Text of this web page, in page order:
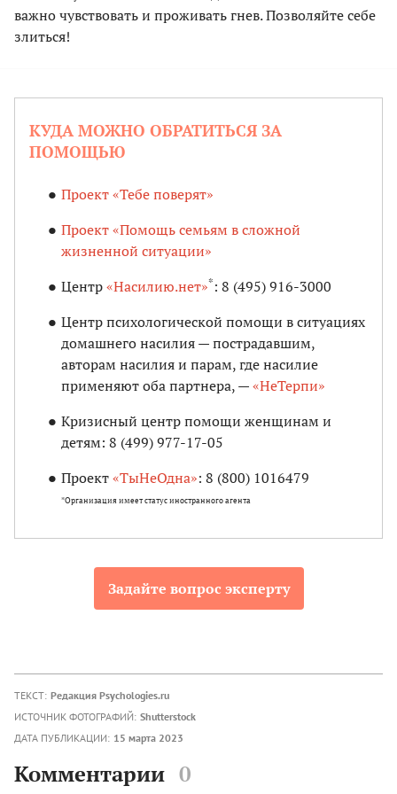
важно чувствовать и проживать гнев. Позволяйте себе
злиться!
КУДА МОЖНО ОБРАТИТЬСЯ ЗА
ПОМОЩЬЮ
Проект «Тебе поверят»
Проект «Помощь семьям в сложной
жизненной ситуации»
Центр«Насилию.нет»* : 8 (495) 916-3000
Центр психологической помощи в ситуациях
домашнего насилия — пострадавшим,
авторам насилия и парам, где насилие
применяют оба партнера, —«НеТерпи»
Кризисный центр помощи женщинам и
детям: 8 (499) 977-17-05
Проект«ТыНеОдна»: 8 (800) 1016479
*Организация имеет статус иностранного агента
Задайте вопрос эксперту
ТЕКСТ: Редакция Psychologies.ru
ИСТОЧНИК ФОТОГРАФИЙ: Shutterstock
ДАТА ПУБЛИКАЦИИ: 15 марта 2023
Комментарии 0